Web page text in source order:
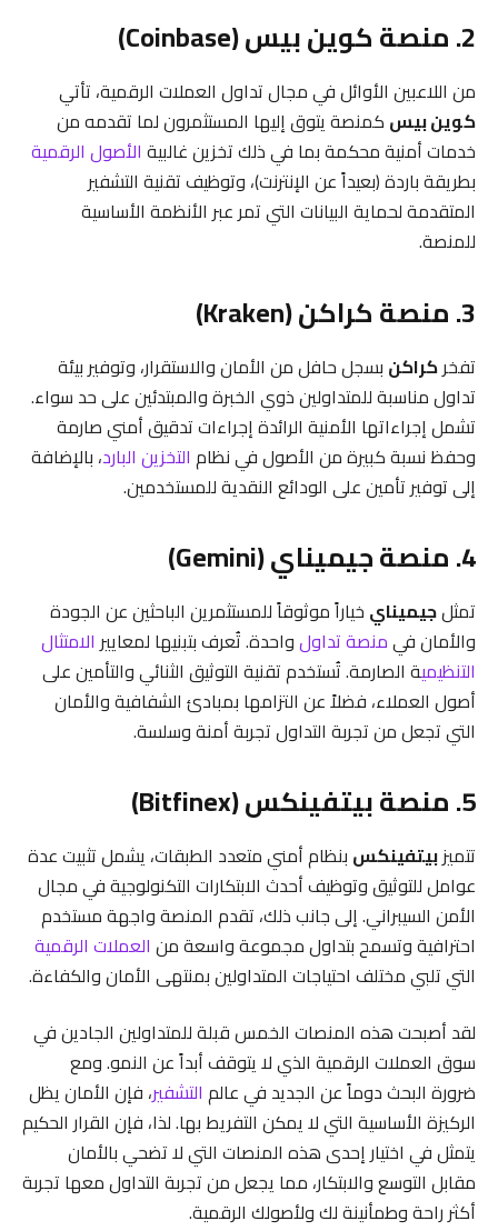
2. منصة كوين بيس (Coinbase)
من اللاعبين الأوائل في مجال تداول العملات الرقمية، تأتي
كوين بيس كمنصة يتوق إليها المستثمرون لما تقدمه من
خدمات أمنية محكمة بما في ذلك تخزين غالبية الأصول الرقمية
بطريقة باردة (بعيداً عن الإنترنت)، وتوظيف تقنية التشفير
المتقدمة لحماية البيانات التي تمر عبر الأنظمة الأساسية
للمنصة.
3. منصة كراكن (Kraken)
تفخركراكن بسجل حافل من الأمان والاستقرار، وتوفير بيئة
تداول مناسبة للمتداولين ذوي الخبرة والمبتدئين على حد سواء.
تشمل إجراءاتها الأمنية الرائدة إجراءات تدقيق أمني صارمة
وحفظ نسبة كبيرة من الأصول في نظام التخزين البارد، بالإضافة
إلى توفير تأمين على الودائع النقدية للمستخدمين.
4. منصة جيميناي (Gemini)
تمثلجيميناي خياراً موثوقاً للمستثمرين الباحثين عن الجودة
والأمان فيمنصة تداولواحدة. تُعرف بتبنيها لمعايير الامتثال
التنظيمية الصارمة. تُستخدم تقنية التوثيق الثنائي والتأمين على
أصول العملاء، فضلاً عن التزامها بمبادئ الشفافية والأمان
التي تجعل من تجربة التداول تجربة أمنة وسلسة.
5. منصة بيتفينكس (Bitfinex)
تتميزبيتفينكس بنظام أمني متعدد الطبقات، يشمل تثبيت عدة
عوامل للتوثيق وتوظيف أحدث الابتكارات التكنولوجية في مجال
الأمن السيبراني. إلى جانب ذلك، تقدم المنصة واجهة مستخدم
احترافية وتسمح بتداول مجموعة واسعة من العملات الرقمية
التي تلبي مختلف احتياجات المتداولين بمنتهى الأمان والكفاءة.
لقد أصبحت هذه المنصات الخمس قبلة للمتداولين الجادين في
سوق العملات الرقمية الذي لا يتوقف أبداً عن النمو. ومع
ضرورة البحث دوماً عن الجديد في عالم التشفير، فإن الأمان يظل
الركيزة الأساسية التي لا يمكن التفريط بها. لذا، فإن القرار الحكيم
يتمثل في اختيار إحدى هذه المنصات التي لا تضحي بالأمان
مقابل التوسع والابتكار، مما يجعل من تجربة التداول معها تجربة
أكثر راحة وطمأنينة لك ولأصولك الرقمية.